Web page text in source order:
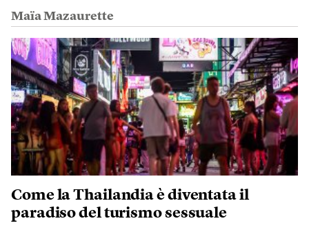
Maïa Mazaurette
Come la Thailandia è diventata il
paradiso del turismo sessuale